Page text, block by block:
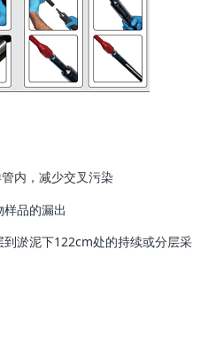
内，减少交叉污染
品的漏出
淤泥下122cm处的持续或分层采